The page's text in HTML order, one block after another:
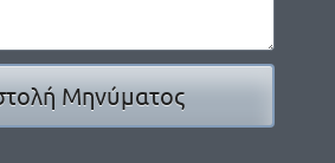
Μηνύματος